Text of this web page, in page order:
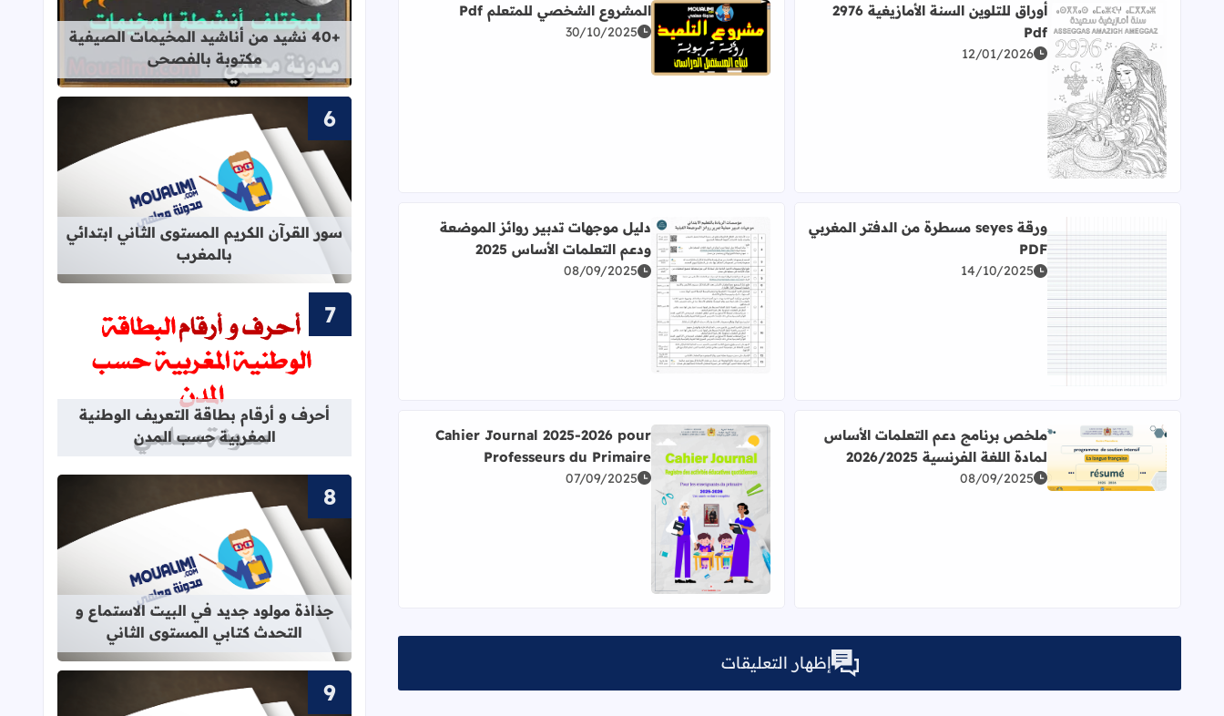
اقرأ المزيد عن أوراق للتلوين السنة الأمازيغية 2976 Pdf
أوراق للتلوين السنة الأمازيغية 2976
Pdf
12/01/2026 اقرأ المزيد عن المشروع الشخصي للمتعلم Pdf
المشروع الشخصي للمتعلم Pdf
30/10/2025
اقرأ المزيد عن ورقة seyes مسطرة من الدفتر المغربي PDF
ورقة seyes مسطرة من الدفتر المغربي
PDF
14/10/2025
اقرأ المزيد عن دليل موجهات تدبير روائز الموضعة ودعم التعلمات الأساس 2025
دليل موجهات تدبير روائز الموضعة
ودعم التعلمات الأساس 2025
08/09/2025
اقرأ المزيد عن ملخص برنامج دعم التعلمات الأساس لمادة اللغة الفرنسية 2026/2025
ملخص برنامج دعم التعلمات الأساس
لمادة اللغة الفرنسية 2026/2025
08/09/2025
اقرأ المزيد عن Cahier Journal 2025-2026 pour Professeurs du Primaire
Cahier Journal 2025-2026 pour
Professeurs du Primaire
07/09/2025
إظهار التعليقات
قراءة المزيد عن +40 نشيد من أناشيد المخيمات الصيفية مكتوبة بالفصحى
+40 نشيد من أناشيد المخيمات الصيفية
مكتوبة بالفصحى
قراءة المزيد عن سور القرآن الكريم
سور القرآن الكريم المستوى الثاني ابتدائي
بالمغرب
قراءة المزيد عن أحرف و أرقام
أحرف و أرقام بطاقة التعريف الوطنية
المغربية حسب المدن
قراءة المزيد عن جذاذة مولود جديد
جذاذة مولود جديد في البيت الاستماع و
التحدث كتابي المستوى الثاني